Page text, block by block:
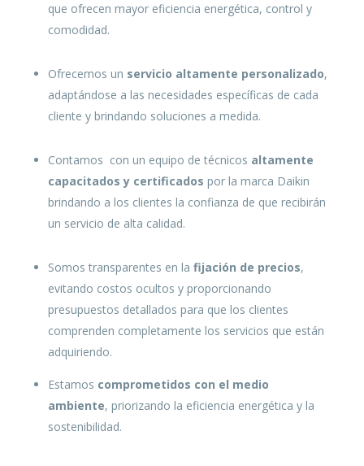
que ofrecen mayor eficiencia energética, control y
comodidad.
Ofrecemos un servicio altamente personalizado,
adaptándose a las necesidades específicas de cada
cliente y brindando soluciones a medida.
Contamos con un equipo de técnicos altamente
capacitados y certificados por la marca Daikin
brindando a los clientes la confianza de que recibirán
un servicio de alta calidad.
Somos transparentes en la fijación de precios,
evitando costos ocultos y proporcionando
presupuestos detallados para que los clientes
comprenden completamente los servicios que están
adquiriendo.
Estamos comprometidos con el medio
ambiente, priorizando la eficiencia energética y la
sostenibilidad.